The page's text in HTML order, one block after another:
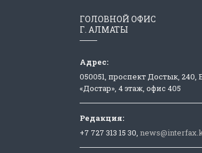
ГОЛОВНОЙ ОФИС
Г. АЛМАТЫ
Адрес:
050051, проспект Достык, 240,
«Достар», 4 этаж, офис 405
Редакция:
+7 727 313 15 30,